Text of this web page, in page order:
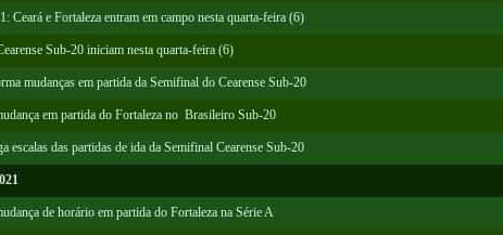
Ceará e Fortaleza entram em campo nesta quarta-feira (6)
Sub-20 iniciam nesta quarta-feira (6)
mudanças em partida da Semifinal do Cearense Sub-20
em partida do Fortaleza no Brasileiro Sub-20
escalas das partidas de ida da Semifinal Cearense Sub-20
de horário em partida do Fortaleza na Série A